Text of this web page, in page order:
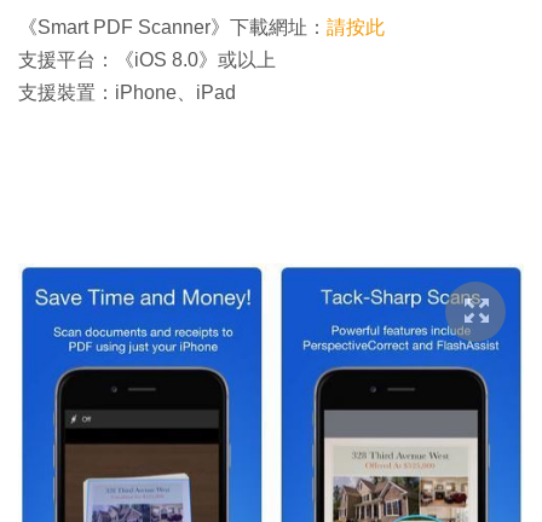
《Smart PDF Scanner》下載網址： 請按此
支援平台：《iOS 8.0》或以上
支援裝置：iPhone、iPad